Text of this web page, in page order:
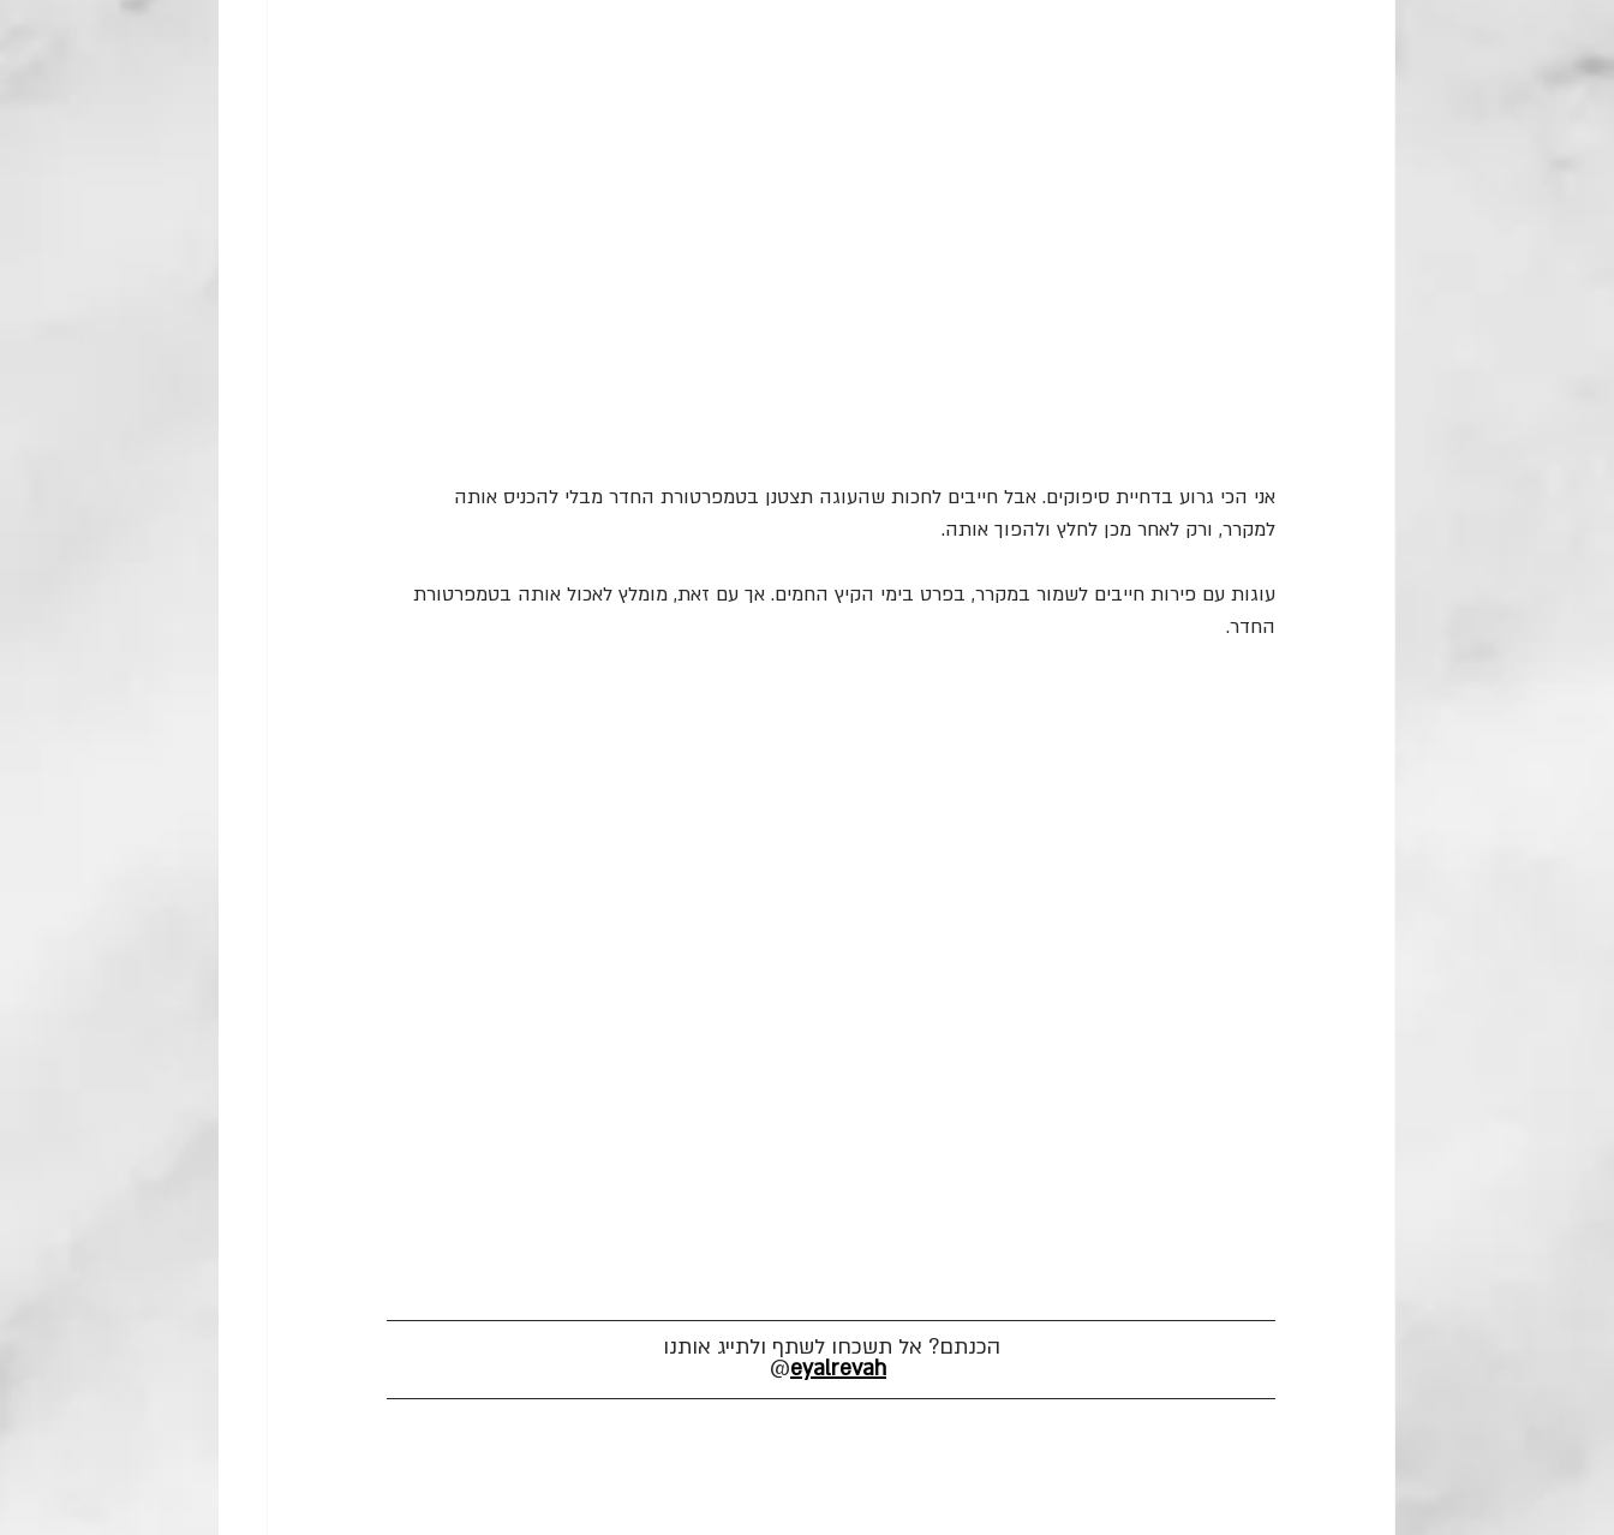
אני הכי גרוע בדחיית סיפוקים. אבל חייבים לחכות שהעוגה תצטנן בטמפרטורת החדר מבלי להכניס אותה
למקרר, ורק לאחר מכן לחלץ ולהפוך אותה.
עוגות עם פירות חייבים לשמור במקרר, בפרט בימי הקיץ החמים. אך עם זאת, מומלץ לאכול אותה בטמפרטורת
החדר.
הכנתם? אל תשכחו לשתף ולתייג אותנו
@eyalrevah